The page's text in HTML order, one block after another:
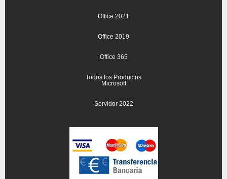
Office 2021
Office 2019
Office 365
Todos los Productos
Microsoft
Servidor 2022